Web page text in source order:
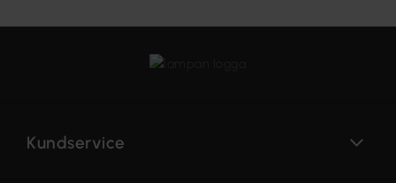
Kundservice